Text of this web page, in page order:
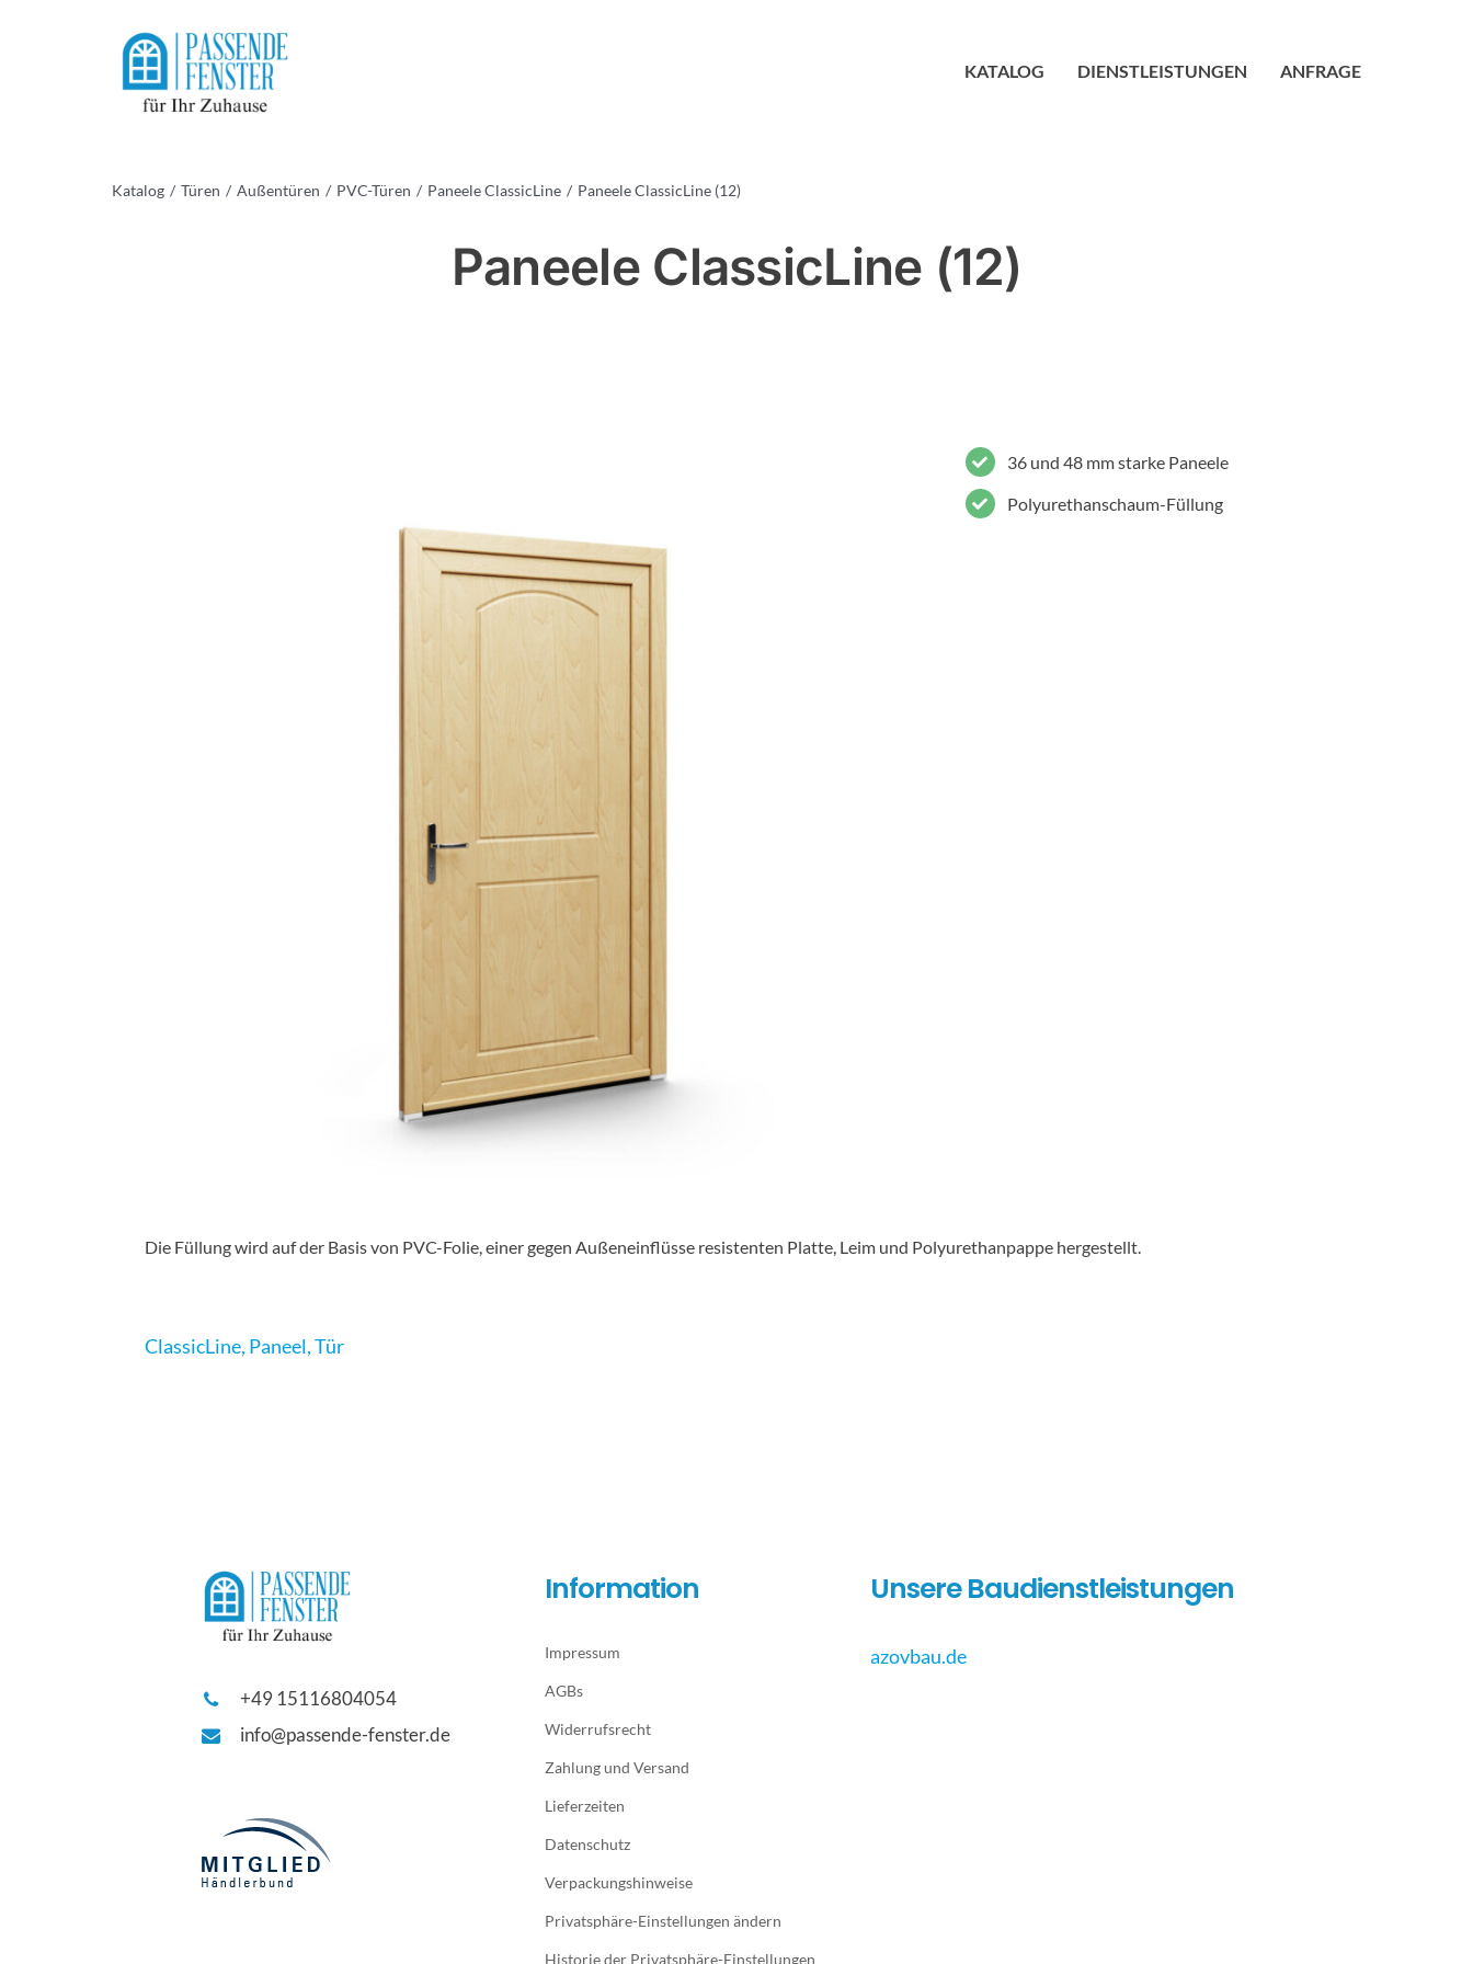
KATALOG DIENSTLEISTUNGEN ANFRAGE
Katalog Türen Außentüren PVC-Türen Paneele ClassicLine Paneele ClassicLine (12)
Paneele ClassicLine (12)
36 und 48 mm starke Paneele
Polyurethanschaum-Füllung
Die Füllung wird auf der Basis von PVC-Folie, einer gegen Außeneinflüsse resistenten Platte, Leim und Polyurethanpappe hergestellt.
ClassicLine, Paneel,Tür
+49 15116804054
info@passende-fenster.de
Information
Impressum
AGBs
Widerrufsrecht
Zahlung und Versand
Lieferzeiten
Datenschutz
Verpackungshinweise
Privatsphäre-Einstellungen ändern
Historie der Privatsphäre-Einstellungen
Unsere Baudienstleistungen
azovbau.de